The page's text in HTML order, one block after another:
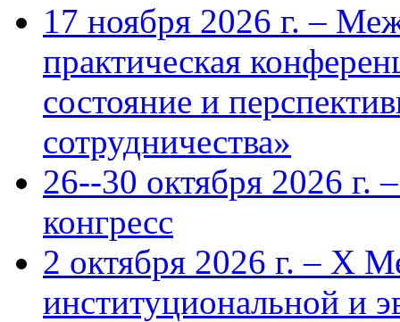
17 ноября 2026 г. –
практическая
состояние и
сотрудничества»
26--30 октября 2026 г.
конгресс
2 октября 2026 г. – X
институциональной и